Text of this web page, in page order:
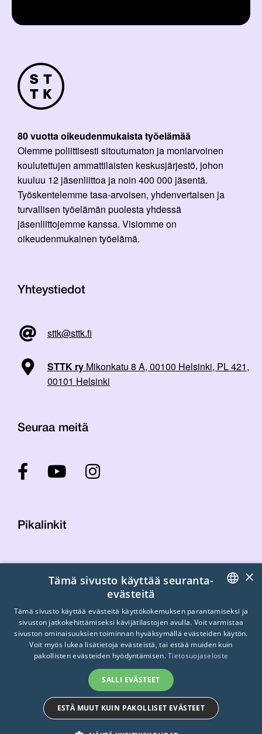
80 vuotta oikeudenmukaista työelämää
Olemme poliittisesti sitoutumaton ja moniarvoinen
koulutettujen ammattilaisten keskusjärjestö, johon
kuuluu 12 jäsenliittoa ja noin 400 000 jäsentä.
Työskentelemme tasa-arvoisen, yhdenvertaisen ja
turvallisen työelämän puolesta yhdessä
jäsenliittojemme kanssa. Visiomme on
oikeudenmukainen työelämä.
Yhteystiedot
sttk@sttk.fi
STTK ry Mikonkatu 8 A, 00100 Helsinki, PL 421,
00101 Helsinki
Seuraa meitä
Pikalinkit
Laskutustiedot
Tietosuojaseloste
Turvallisemman tilan periaatteet
© 2026 STTK. Made with ❤ byAvoin.Systems
FINNISH
SWEDISH
×
Tämä sivusto käyttää seuranta-
evästeitä
Tämä sivusto käyttää evästeitä käyttökokemuksen parantamiseksi ja
sivuston jatkokehittämiseksi kävijätilastojen avulla. Voit varmistaa
sivuston ominaisuuksien toiminnan hyväksymällä evästeiden käytön.
Voit myös lukea lisätietoja evästeistä, tai estää muiden kuin
pakollisten evästeiden hyödyntämisen.Tietosuojaseloste
SALLI EVÄSTEET
ESTÄ MUUT KUIN PAKOLLISET EVÄSTEET